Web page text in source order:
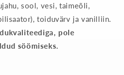
sool, vesi, taimeõli,
toiduvärv ja vanilliin.
pole
söömiseks.